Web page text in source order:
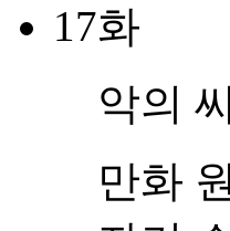
17화
악의
만화